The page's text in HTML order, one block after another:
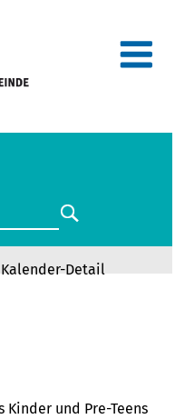
Kalender-Detail
Kinder und Pre-Teens